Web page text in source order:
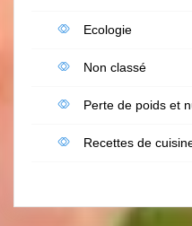
Ecologie
Non classé
Perte de poids et
Recettes de